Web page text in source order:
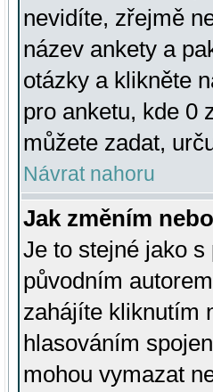
nevidíte, zřejmě
název ankety a
otázky a klikněte
pro anketu, kde 0
můžete zadat,
Návrat nahoru
Jak změním
Je to stejné jako
původním
zahájíte kliknutím
hlasováním
mohou vymazat